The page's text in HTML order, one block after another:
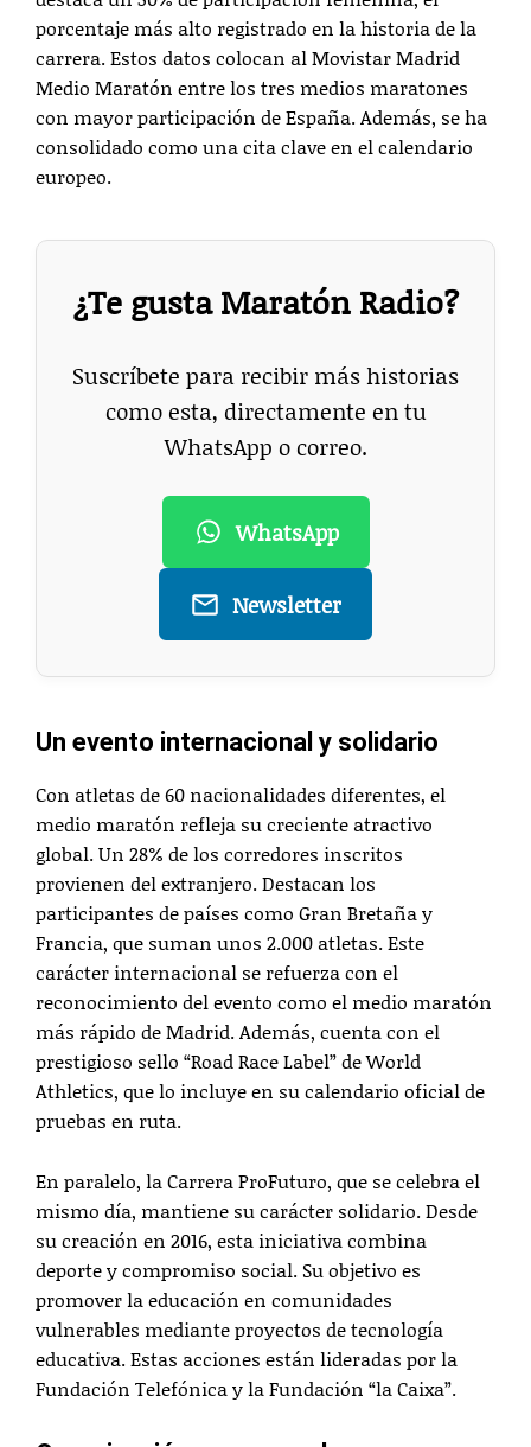
porcentaje más alto registrado en la historia de la
carrera. Estos datos colocan al Movistar Madrid
Medio Maratón entre los tres medios maratones
con mayor participación de España. Además, se ha
consolidado como una cita clave en el calendario
europeo.
¿Te gusta Maratón Radio?
Suscríbete para recibir más historias
como esta, directamente en tu
WhatsApp o correo.
WhatsApp
Newsletter
Un evento internacional y solidario
Con atletas de 60 nacionalidades diferentes, el
medio maratón refleja su creciente atractivo
global. Un 28% de los corredores inscritos
provienen del extranjero. Destacan los
participantes de países como Gran Bretaña y
Francia, que suman unos 2.000 atletas. Este
carácter internacional se refuerza con el
reconocimiento del evento como el medio maratón
más rápido de Madrid. Además, cuenta con el
prestigioso sello “Road Race Label” de World
Athletics, que lo incluye en su calendario oficial de
pruebas en ruta.
En paralelo, la Carrera ProFuturo, que se celebra el
mismo día, mantiene su carácter solidario. Desde
su creación en 2016, esta iniciativa combina
deporte y compromiso social. Su objetivo es
promover la educación en comunidades
vulnerables mediante proyectos de tecnología
educativa. Estas acciones están lideradas por la
Fundación Telefónica y la Fundación “la Caixa”.